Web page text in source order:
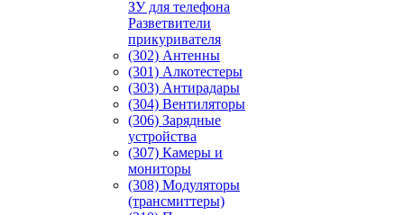
ЗУ для телефона
Разветвители
прикуривателя
(302) Антенны
(301) Алкотестеры
(303) Антирадары
(304) Вентиляторы
(306) Зарядные
устройства
(307) Камеры и
мониторы
(308) Модуляторы
(трансмиттеры)